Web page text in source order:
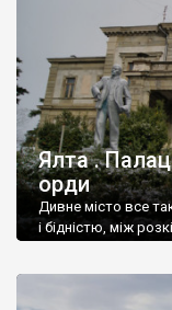
Ялта .
орди
Дивне місто все
і бідністю, між